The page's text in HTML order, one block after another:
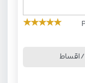
★
★
★
★
★
/ اقساط